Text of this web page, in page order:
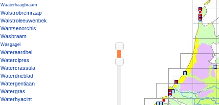
Waaierhaagbraam
Walstrobremraap
Walstroleeuwenbek
Wantsenorchis
Wasbraam
Wasgagel
Wateraardbei
Watercipres
Watercrassula
Waterdrieblad
Watergentiaan
Watergras
Waterhyacint